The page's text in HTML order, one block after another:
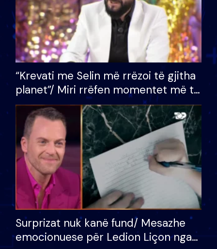
“Krevati me Selin më rrëzoi të gjitha
planet”/ Miri rrëfen momentet më të
bukura në shtëpinë e BB VIP: Do më
mungojë zilja e mëngjesit kur…
Surprizat nuk kanë fund/ Mesazhe
emocionuese për Ledion Liçon nga